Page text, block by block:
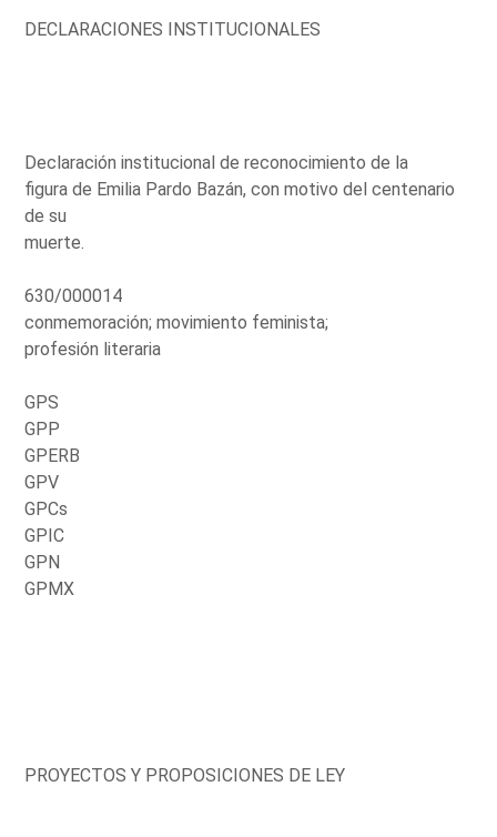
DECLARACIONES INSTITUCIONALES
Declaración institucional de reconocimiento de la
figura de Emilia Pardo Bazán, con motivo del centenario
de su
muerte.
630/000014
conmemoración; movimiento feminista;
profesión literaria
GPS
GPP
GPERB
GPV
GPCs
GPIC
GPN
GPMX
PROYECTOS Y PROPOSICIONES DE LEY